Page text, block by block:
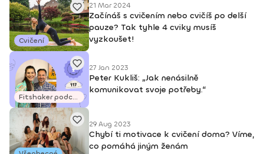
Cvičení
21 Mar 2024
Začínáš s cvičením nebo cvičíš po delší
pauze? Tak tyhle 4 cviky musíš
vyzkoušet!
Fitshaker podcasty
27 Jan 2023
Peter Kukliš: „Jak nenásilně
komunikovat svoje potřeby.“
29 Aug 2023
Chybí ti motivace k cvičení doma? Víme,
co pomáhá jiným ženám